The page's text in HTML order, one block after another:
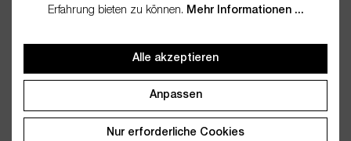
4 verfügbare Varianten
(89,50 € / 1 Liter)
Inkl. MwSt., zzgl. Versand
Produkt Anzahl: Gib den gewünschten
Erfahrung bieten zu können. Mehr Informationen ...
Alle akzeptieren
Anpassen
Nur erforderliche Cookies